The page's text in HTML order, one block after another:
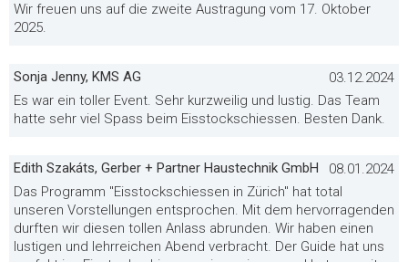
Wir freuen uns auf die zweite Austragung vom 17. Oktober
2025.
Sonja Jenny, KMS AG
03.12.2024
Es war ein toller Event. Sehr kurzweilig und lustig. Das Team
hatte sehr viel Spass beim Eisstockschiessen. Besten Dank.
Edith Szakáts, Gerber + Partner Haustechnik GmbH
08.01.2024
Das Programm "Eisstockschiessen in Zürich" hat total
unseren Vorstellungen entsprochen. Mit dem hervorragenden
durften wir diesen tollen Anlass abrunden. Wir haben einen
lustigen und lehrreichen Abend verbracht. Der Guide hat uns